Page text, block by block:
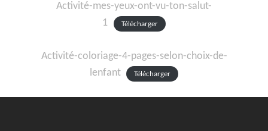
Activité-mes-yeux-ont-vu-ton-salut-
1
Télécharger
Activité-coloriage-4-pages-selon-choix-de-
lenfant
Télécharger